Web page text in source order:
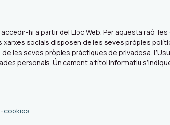
hi a partir del Lloc Web. Per aquesta raó,
xarxes socials disposen de les seves pròpies
les seves pròpies pràctiques de privadesa.
personals. Únicament a títol informatiu
cookies